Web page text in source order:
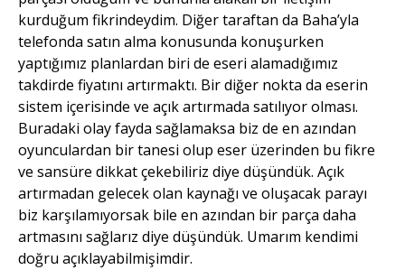
kurduğum fikrindeydim. Diğer taraftan da Baha’yla
telefonda satın alma konusunda konuşurken
yaptığımız planlardan biri de eseri alamadığımız
takdirde fiyatını artırmaktı. Bir diğer nokta da eserin
sistem içerisinde ve açık artırmada satılıyor olması.
Buradaki olay fayda sağlamaksa biz de en azından
oyunculardan bir tanesi olup eser üzerinden bu fikre
ve sansüre dikkat çekebiliriz diye düşündük. Açık
artırmadan gelecek olan kaynağı ve oluşacak parayı
biz karşılamıyorsak bile en azından bir parça daha
artmasını sağlarız diye düşündük. Umarım kendimi
doğru açıklayabilmişimdir.